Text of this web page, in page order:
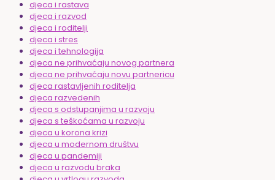
djeca i rastava
djeca i razvod
djeca i roditelji
djeca i stres
djeca i tehnologija
djeca ne prihvaćaju novog partnera
djeca ne prihvaćaju novu partnericu
djeca rastavljenih roditelja
djeca razvedenih
djeca s odstupanjima u razvoju
djeca s teškoćama u razvoju
djeca u korona krizi
djeca u modernom društvu
djeca u pandemiji
djeca u razvodu braka